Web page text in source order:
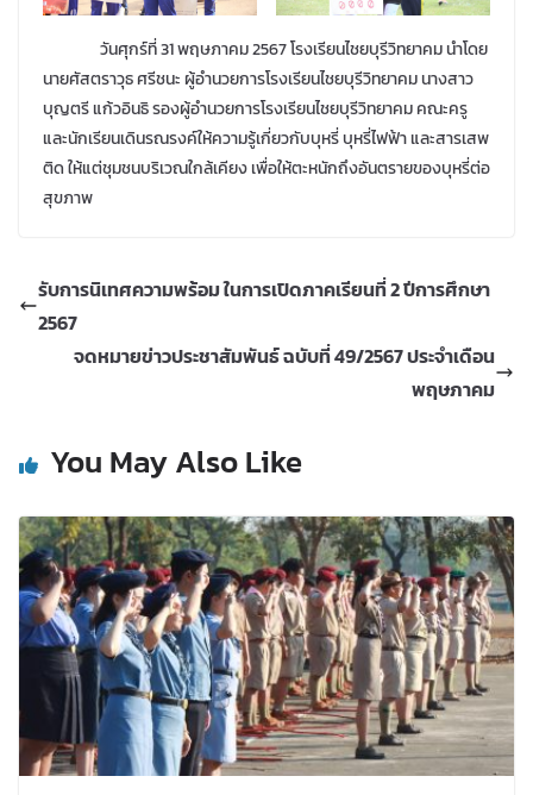
วันศุกร์ที่ 31 พฤษภาคม 2567 โรงเรียนไชยบุรีวิทยาคม นำโดย
นายศัสตราวุธ ศรีชนะผู้อำนวยการโรงเรียนไชยบุรีวิทยาคม นางสาว
บุญตรี แก้วอินธิ รองผู้อำนวยการโรงเรียนไชยบุรีวิทยาคม คณะครู
และนักเรียนเดินรณรงค์ให้ความรู้เกี่ยวกับบุหรี่ บุหรี่ไฟฟ้า และสารเสพ
ติด ให้แต่ชุมชนบริเวณใกล้เคียง เพื่อให้ตะหนักถึงอันตรายของบุหรี่ต่อ
สุขภาพ
รับการนิเทศความพร้อม ในการเปิดภาคเรียนที่ 2 ปีการศึกษา
2567
จดหมายข่าวประชาสัมพันธ์ ฉบับที่ 49/2567 ประจำเดือน
พฤษภาคม
You May Also Like